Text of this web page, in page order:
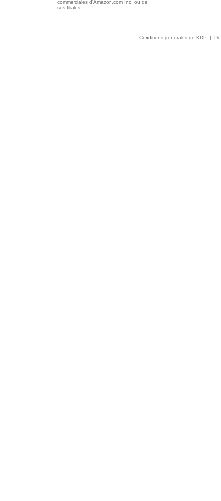
commerciales d'Amazon.com Inc. ou de
ses filiales.
Conditions générales de KDP |